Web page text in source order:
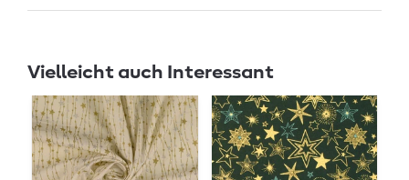
Vielleicht auch Interessant